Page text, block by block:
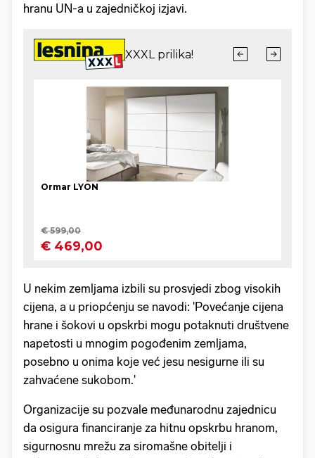
hranu UN-a u zajedničkoj izjavi.
U nekim zemljama izbili su prosvjedi zbog visokih
cijena, a u priopćenju se navodi: 'Povećanje cijena
hrane i šokovi u opskrbi mogu potaknuti društvene
napetosti u mnogim pogođenim zemljama,
posebno u onima koje već jesu nesigurne ili su
zahvaćene sukobom.'
Organizacije su pozvale međunarodnu zajednicu
da osigura financiranje za hitnu opskrbu hranom,
sigurnosnu mrežu za siromašne obitelji i